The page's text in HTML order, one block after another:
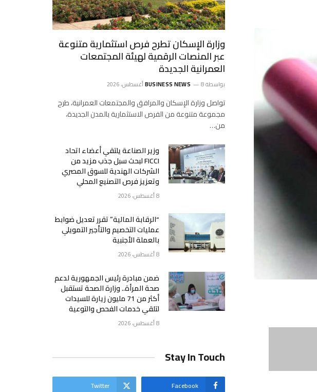
وزارة الإسكان تطرح فرص استثمارية متنوعة
عبر المنصات الرقمية لهيئة المجتمعات
العمرانية الجديدة
بواسطة BUSINESS NEWS 8 أغسطس، 2026
تواصل وزارة الإسكان والمرافق والمجتمعات العمرانية، طرح
مجموعة متنوعة من الفرص الاستثمارية بالمدن الجديدة،
من…
وزير الصناعة يلتقي أعضاء اتحاد
FICCI لبحث سبل جذب مزيد من
الشركات الهندية للسوق المصري
وتعزيز فرص التصنيع المحلي
8 أغسطس، 2026
“الرقابة المالية” تقرر تعديل ضوابط
عمليات التخصيم والتأجير التمويلي
بالعملة الأجنبية
8 أغسطس، 2026
ضمن مبادرة رئيس الجمهورية لدعم
صحة المرأة.. وزارة الصحة تستقبل
أكثر من 71 مليون زيارة للسيدات
لتلقي خدمات الفحص والتوعية
8 أغسطس، 2026
Stay In Touch
Facebook
Twitter